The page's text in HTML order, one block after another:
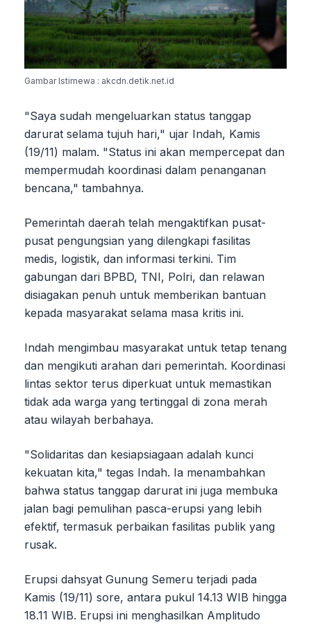
Gambar Istimewa : akcdn.detik.net.id
"Saya sudah mengeluarkan status tanggap
darurat selama tujuh hari," ujar Indah, Kamis
(19/11) malam. "Status ini akan mempercepat dan
mempermudah koordinasi dalam penanganan
bencana," tambahnya.
Pemerintah daerah telah mengaktifkan pusat-
pusat pengungsian yang dilengkapi fasilitas
medis, logistik, dan informasi terkini. Tim
gabungan dari BPBD, TNI, Polri, dan relawan
disiagakan penuh untuk memberikan bantuan
kepada masyarakat selama masa kritis ini.
Indah mengimbau masyarakat untuk tetap tenang
dan mengikuti arahan dari pemerintah. Koordinasi
lintas sektor terus diperkuat untuk memastikan
tidak ada warga yang tertinggal di zona merah
atau wilayah berbahaya.
"Solidaritas dan kesiapsiagaan adalah kunci
kekuatan kita," tegas Indah. Ia menambahkan
bahwa status tanggap darurat ini juga membuka
jalan bagi pemulihan pasca-erupsi yang lebih
efektif, termasuk perbaikan fasilitas publik yang
rusak.
Erupsi dahsyat Gunung Semeru terjadi pada
Kamis (19/11) sore, antara pukul 14.13 WIB hingga
18.11 WIB. Erupsi ini menghasilkan Amplitudo